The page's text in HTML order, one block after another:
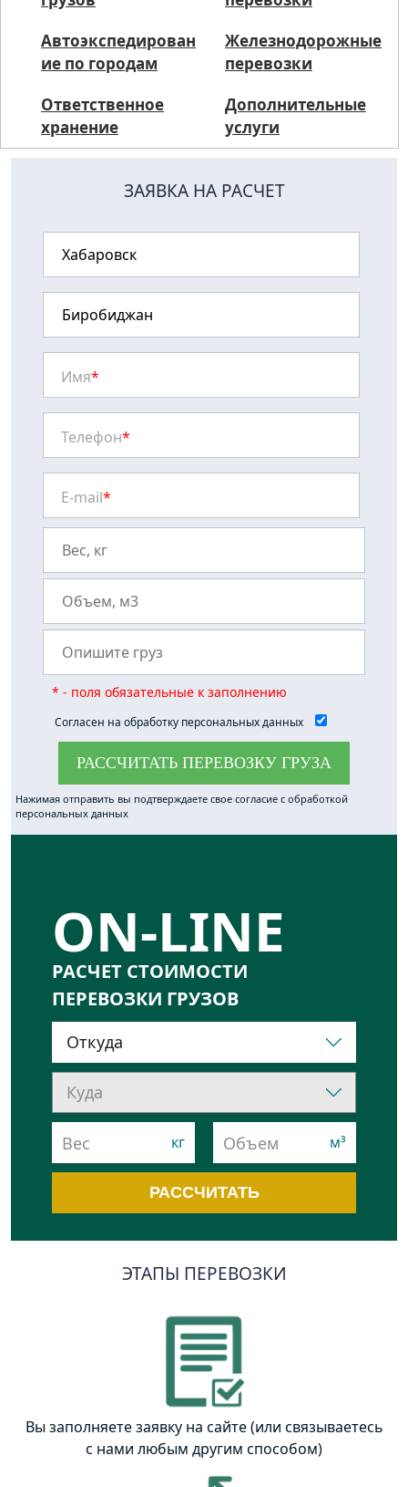
Автоэкспедирован
ие по городам
Железнодорожные
перевозки
Ответственное
хранение
Дополнительные
услуги
ЗАЯВКА НА РАСЧЕТ
Имя*
Телефон*
E-mail*
* - поля обязательные к заполнению
Согласен на обработку персональных данных
РАССЧИТАТЬ ПЕРЕВОЗКУ ГРУЗА
ON-LINE
РАСЧЕТ СТОИМОСТИ
ПЕРЕВОЗКИ ГРУЗОВ
РАССЧИТАТЬ
ЭТАПЫ ПЕРЕВОЗКИ
Вы заполняете заявку на сайте (или связываетесь
с нами любым другим способом)